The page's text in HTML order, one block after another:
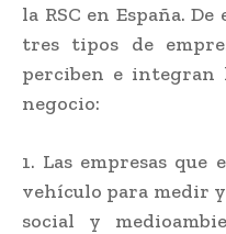
la RSC en España.
tres tipos de
perciben e integran
negocio:
1. Las empresas que
vehículo para medir
social y